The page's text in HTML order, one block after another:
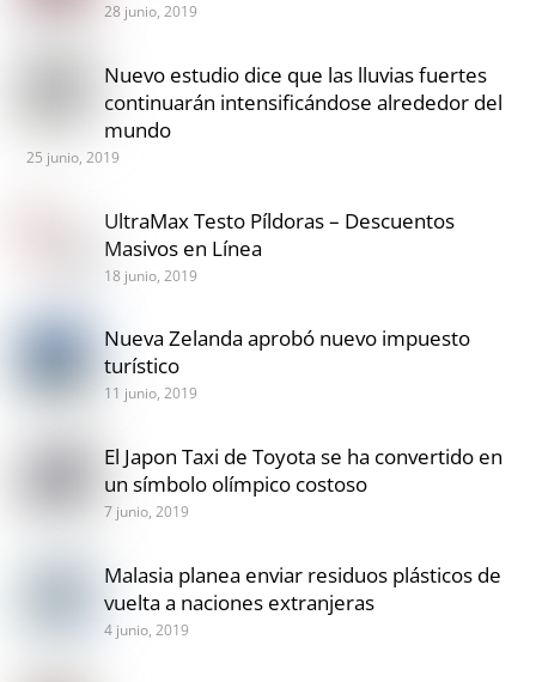
28 junio, 2019
Nuevo estudio dice que las lluvias fuertes
continuarán intensificándose alrededor del
mundo
25 junio, 2019
UltraMax Testo Píldoras – Descuentos
Masivos en Línea
18 junio, 2019
Nueva Zelanda aprobó nuevo impuesto
turístico
11 junio, 2019
El Japon Taxi de Toyota se ha convertido en
un símbolo olímpico costoso
7 junio, 2019
Malasia planea enviar residuos plásticos de
vuelta a naciones extranjeras
4 junio, 2019